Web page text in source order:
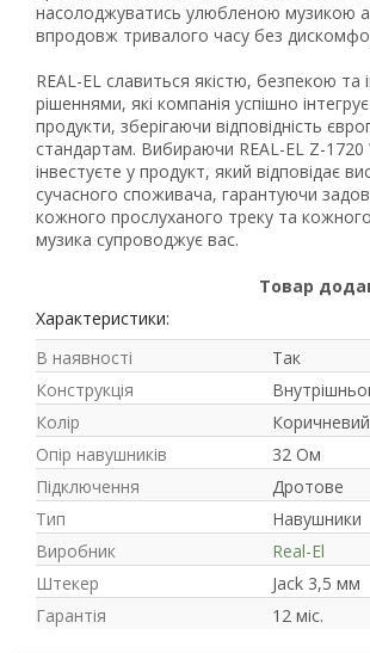
насолоджуватись улюбленою музикою
впродовж тривалого часу без
REAL-EL славиться якістю, безпекою та
рішеннями, які компанія успішно
продукти, зберігаючи відповідність
стандартам. Вибираючи REAL-EL Z-
інвестуєте у продукт, який відповідає
сучасного споживача, гарантуючи
кожного прослуханого треку та
музика супроводжує вас.
Товар
Характеристики:
В наявності
Так
Конструкція
Колір
Коричневий
Опір навушників
32 Ом
Підключення
Дротове
Тип
Навушники
Виробник
Real-El
Штекер
Jack 3,5 мм
Гарантія
12 міс.